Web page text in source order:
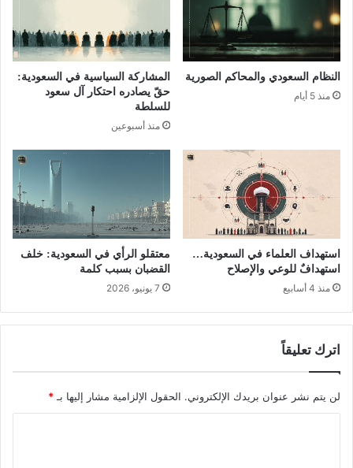
النظام السعودي والمحاكم الصورية
منذ 5 أيام
المشاركة السياسية في السعودية:
حقّ يصادره احتكار آل سعود
للسلطة
منذ أسبوعين
استهداف العلماء في السعودية…
استهدافٌ للوعي والإصلاح
منذ 4 أسابيع
معتقلو الرأي في السعودية: خلف
القضبان بسبب كلمة
7 يونيو، 2026
اترك تعليقاً
لن يتم نشر عنوان بريدك الإلكتروني. الحقول الإلزامية مشار إليها بـ *